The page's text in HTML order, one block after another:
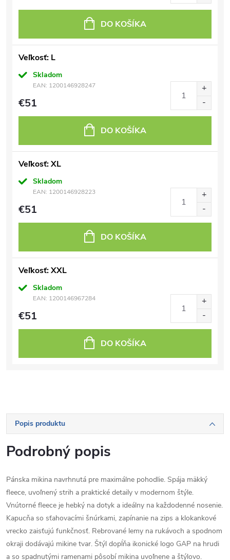
DO KOŠÍKA
Veľkosť: L
Skladom
EAN: 1200146928247
€51
DO KOŠÍKA
Veľkosť: XL
Skladom
EAN: 1200146928223
€51
DO KOŠÍKA
Veľkosť: XXL
Skladom
EAN: 1200146967284
€51
DO KOŠÍKA
Popis produktu
Podrobný popis
Pánska mikina navrhnutá pre maximálne pohodlie. Spája mäkký
fleece, uvoľnený strih a praktické detaily v modernom štýle.
Vnútorné fleece je hebký na dotyk a ideálny na každodenné nosenie.
Kapucňa so sťahovacími šnúrkami, zapínanie na zips a klokankové
vrecko zaisťujú funkčnosť. Rebrované lemy na rukávoch a spodnom
okraji dodávajú mikine tvar. Štýl dopĺňa ikonické logo GAP na hrudi
a so spadnutými ramenami pôsobí mikina uvoľnene a štýlovo.